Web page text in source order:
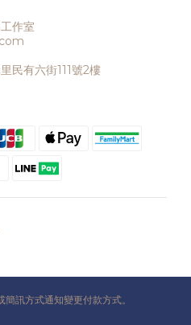
作室
民有六街111號2樓
訊方式通知變更付款方式。